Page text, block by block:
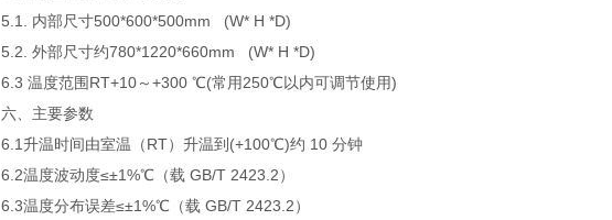
5.1. 内部尺寸500*600*500mm (W* H *D)
5.2. 外部尺寸约780*1220*660mm (W* H *D)
6.3 温度范围RT+10～+300 ℃(常用250℃以内可调节使用)
六、主要参数
6.1升温时间由室温（RT）升温到(+100℃)约 10 分钟
6.2温度波动度≤±1%℃（载 GB/T 2423.2）
6.3温度分布误差≤±1%℃（载 GB/T 2423.2）